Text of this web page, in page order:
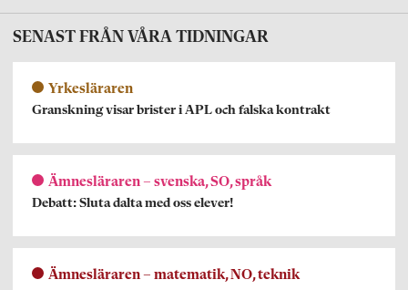
SENAST FRÅN VÅRA TIDNINGAR
Yrkesläraren
Granskning visar brister i APL och falska kontrakt
Ämnesläraren – svenska, SO, språk
Debatt: Sluta dalta med oss elever!
Ämnesläraren – matematik, NO, teknik